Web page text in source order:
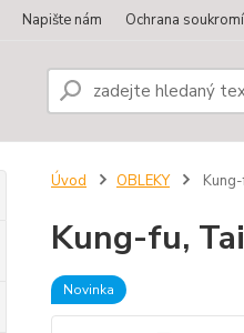
Napište nám Ochrana soukromí
Úvod OBLEKY
Kung-fu,
Novinka